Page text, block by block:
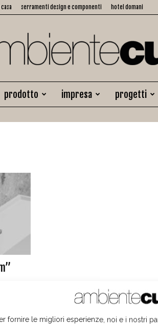
fornire le migliori esperienze, noi e i nostri
serramenti design e componenti hotel domani
prodotto impresa progetti